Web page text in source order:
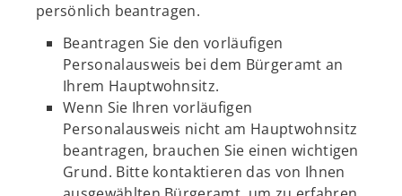
persönlich beantragen.
Beantragen Sie den vorläufigen
Personalausweis bei dem Bürgeramt an
Ihrem Hauptwohnsitz.
Wenn Sie Ihren vorläufigen
Personalausweis nicht am Hauptwohnsitz
beantragen, brauchen Sie einen wichtigen
Grund. Bitte kontaktieren das von Ihnen